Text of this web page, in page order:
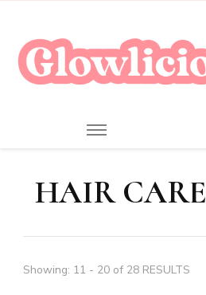
HAIR CARE
Showing: 11 - 20 of 28 RESULTS